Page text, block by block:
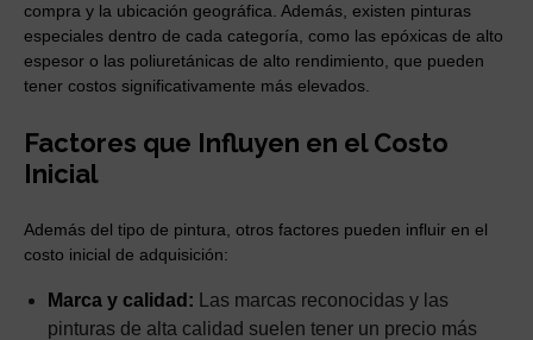
compra y la ubicación geográfica. Además, existen pinturas
especiales dentro de cada categoría, como las epóxicas de alto
espesor o las poliuretánicas de alto rendimiento, que pueden
tener costos significativamente más elevados.
Factores que Influyen en el Costo
Inicial
Además del tipo de pintura, otros factores pueden influir en el
costo inicial de adquisición:
Marca y calidad: Las marcas reconocidas y las
pinturas de alta calidad suelen tener un precio más